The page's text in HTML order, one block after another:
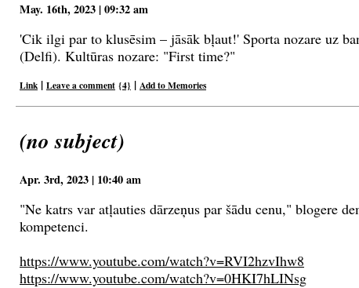
May. 16th, 2023 | 09:32 am
'Cik ilgi par to klusēsim – jāsāk bļaut!' Sporta nozare uz
(Delfi). Kultūras nozare: "First time?"
Link | Leave a comment {4} | Add to Memories
(no subject)
Apr. 3rd, 2023 | 10:40 am
"Ne katrs var atļauties dārzeņus par šādu cenu," blogere
kompetenci.
https://www.youtube.com/watch?v=RVI2hzvIhw8
https://www.youtube.com/watch?v=0HKI7hLINsg